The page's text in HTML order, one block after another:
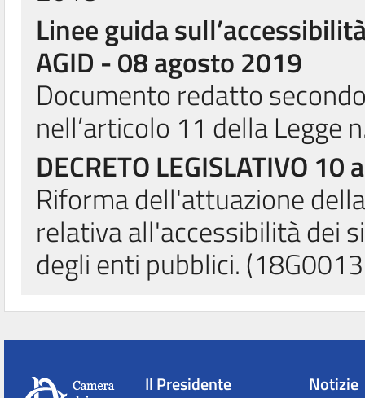
Linee guida
AGID - 08 agosto 2019
Documento redatto
nell’articolo 11 della Legge
DECRETO LEGISLATIVO
Riforma dell'attuazione
relativa all'accessibilità dei
degli enti pubblici.
Il Presidente Notizie